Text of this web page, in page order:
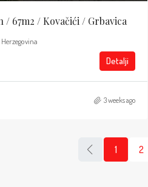
/ 67m2 / Kovačići / Grbavica
Detalji
3 weeks ago
1 2